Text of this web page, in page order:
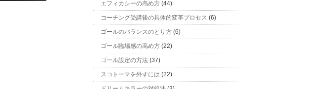
エフィカシーの高め方 (44)
コーチング受講後の具体的変革プロセス (6)
ゴールのバランスのとり方 (6)
ゴール臨場感の高め方 (22)
ゴール設定の方法 (37)
スコトーマを外すには (22)